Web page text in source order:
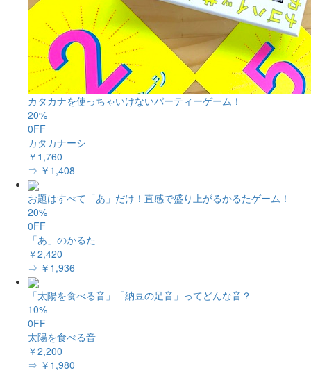
カタカナを使っちゃいけないパーティーゲーム！
20%
0FF
カタカナーシ
￥1,760
⇒ ￥1,408
お題はすべて「あ」だけ！直感で盛り上がるかるたゲーム！
20%
0FF
「あ」のかるた
￥2,420
⇒ ￥1,936
「太陽を食べる音」「納豆の足音」ってどんな音？
10%
0FF
太陽を食べる音
￥2,200
⇒ ￥1,980